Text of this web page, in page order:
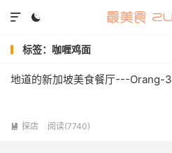


标签：咖喱鸡面
地道的新加坡美食餐厅---Orang-3
 探店 阅读(7740)